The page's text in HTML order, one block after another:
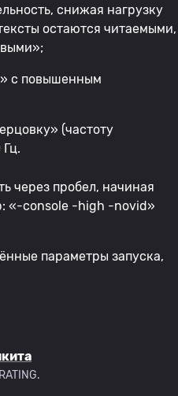
снижая нагрузку
остаются читаемыми,
с повышенным
(частоту
через пробел, начиная
«-console -high -novid»
параметры запуска,